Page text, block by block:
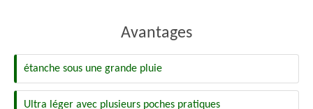
Avantages
étanche sous une grande pluie
Ultra léger avec plusieurs poches pratiques